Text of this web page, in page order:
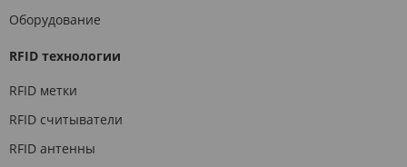
Оборудование
RFID технологии
RFID метки
RFID считыватели
RFID антенны